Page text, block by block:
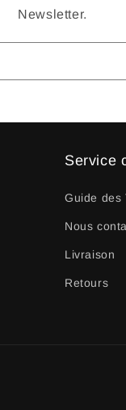
Newsletter.
Service
Guide des
Nous
Livraison
Retours